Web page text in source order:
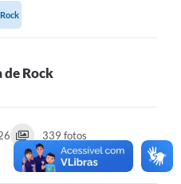
de Rock
339 fotos